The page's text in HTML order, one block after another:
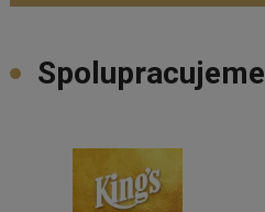
Spolupracujeme